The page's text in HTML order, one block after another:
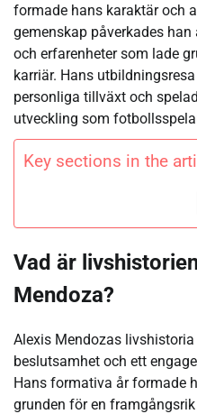
formade hans karaktär och
gemenskap påverkades
och erfarenheter som lade
karriär. Hans
personliga tillväxt och
utveckling som
Key sections in the
Vad är
Mendoza?
Alexis Mendozas
beslutsamhet och ett
Hans formativa år formade
grunden för en